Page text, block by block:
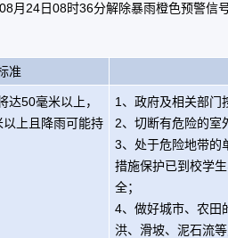
月24日08时36分解除暴雨橙色预警信
准
达50毫米以上，
上且降雨可能持
1、政府及相关部门
2、切断有危险的室
3、处于危险地带的
措施保护已到校学
全；
4、做好城市、农田
洪、滑坡、泥石流